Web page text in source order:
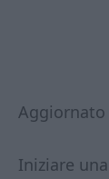
Aggiornato
Iniziare una